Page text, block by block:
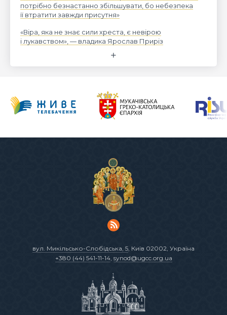
потрібно безнастанно збільшувати, бо небезпека
її втратити завжди присутня»
«Віра, яка не знає сили хреста, є невірою
і лукавством», — владика Ярослав Приріз
вул. Микільсько-Слобідська, 5 , Київ 02002, Україна
+380 (44) 541-11-14, synod@ugcc.org.ua